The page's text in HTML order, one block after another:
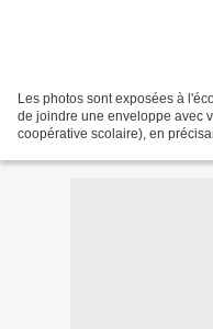
Les photos sont exposées à
de joindre une enveloppe avec
coopérative scolaire), en